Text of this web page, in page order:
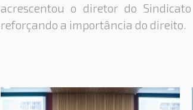
acrescentou o diretor do
reforçando a importância do direito.